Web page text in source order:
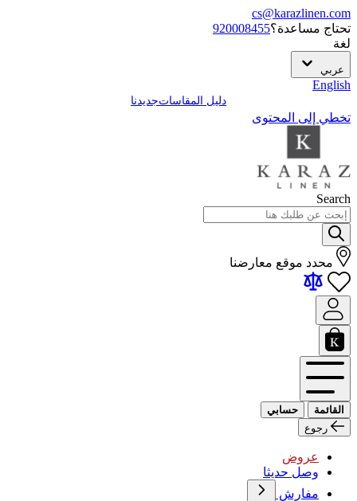
cs@karazlinen.com
تحتاج مساعدة؟920008455
لغة
عربي
English
دليل المقاساتجديدنا
تخطي إلى المحتوى
Search
محدد موقع معارضنا
القائمة
حسابي
رجوع
عروض
وصل حديثا
مفارش